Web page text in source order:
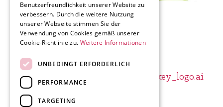
GERMAN
Benutzerfreundlichkeit unserer Website zu
verbessern. Durch die weitere Nutzung
unserer Webseite stimmen Sie der
Verwendung von Cookies gemäß unserer
Cookie-Richtlinie zu. Weitere Informationen
UNBEDINGT ERFORDERLICH
PERFORMANCE
TARGETING